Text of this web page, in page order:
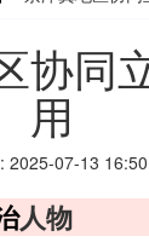
协同
用
2025-07-13
人物